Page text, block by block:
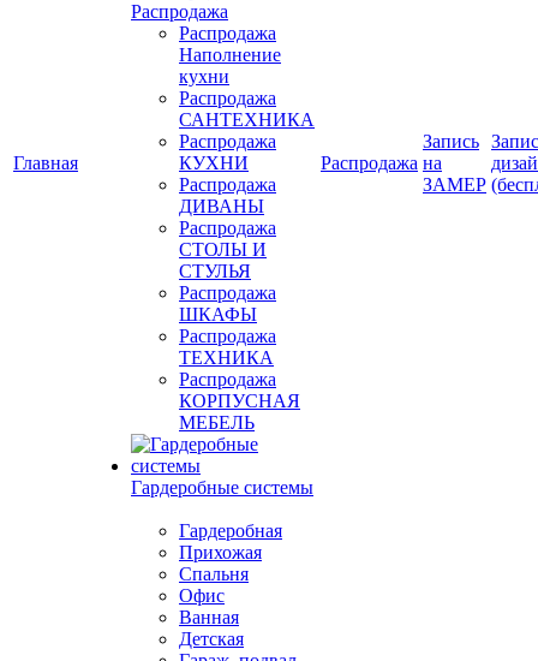
Главная
Распродажа
Распродажа
Наполнение
кухни
Распродажа
САНТЕХНИКА
Распродажа
КУХНИ
Распродажа
ДИВАНЫ
Распродажа
СТОЛЫ И
СТУЛЬЯ
Распродажа
ШКАФЫ
Распродажа
ТЕХНИКА
Распродажа
КОРПУСНАЯ
МЕБЕЛЬ
Гардеробные системы
Гардеробная
Прихожая
Спальня
Офис
Ванная
Детская
Распродажа
Запись
на
ЗАМЕР